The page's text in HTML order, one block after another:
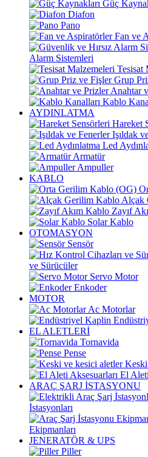
Güç
Diafon
Pano
Fan ve
Alarm Sistemleri
Tesisat
Grup
Anahtar
Kablo
AYDINLATMA
Hareket
Işıldak
Led
Armatür
Ampuller
KABLO
Alçak
Zayıf
Solar Kablo
OTOMASYON
Sensör
ve Sürücüler
Servo Motor
Enkoder
MOTOR
Ac Motorlar
EL ALETLERİ
Tornavida
Pense
El
ARAÇ ŞARJ İSTASYONU
İstasyonları
Ekipmanları
JENERATÖR & UPS
Piller